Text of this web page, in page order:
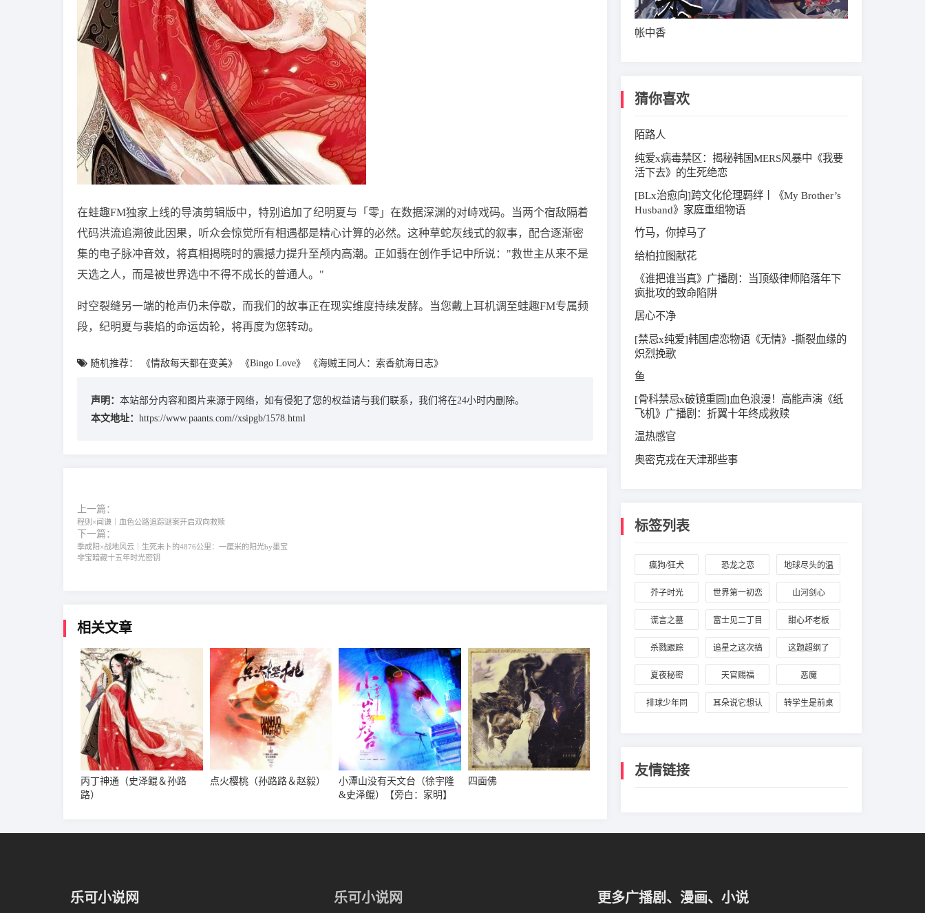
在蛙趣FM独家上线的导演剪辑版中，特别追加了纪明夏与「零」在数据深渊的对峙戏码。当两个宿敌隔着
代码洪流追溯彼此因果，听众会惊觉所有相遇都是精心计算的必然。这种草蛇灰线式的叙事，配合逐渐密
集的电子脉冲音效，将真相揭晓时的震撼力提升至颅内高潮。正如翡在创作手记中所说："救世主从来不是
天选之人，而是被世界选中不得不成长的普通人。"
时空裂缝另一端的枪声仍未停歇，而我们的故事正在现实维度持续发酵。当您戴上耳机调至蛙趣FM专属频
段，纪明夏与裴焰的命运齿轮，将再度为您转动。
随机推荐： 《情敌每天都在变美》 《Bingo Love》 《海贼王同人：索香航海日志》
声明： 本站部分内容和图片来源于网络，如有侵犯了您的权益请与我们联系，我们将在24小时内删除。
本文地址： https://www.paants.com//xsipgb/1578.html
上一篇：
程则×闻谦｜血色公路追踪谜案开启双向救赎
下一篇：
季成阳×战地风云｜生死未卜的4876公里：一厘米的阳光by墨宝
非宝暗藏十五年时光密钥
相关文章
丙丁神通（史泽鲲＆孙路
路）
点火樱桃（孙路路＆赵毅）
小潭山没有天文台（徐宇隆
&史泽鲲）【旁白：家明】
四面佛
帐中香
猜你喜欢
陌路人
纯爱x病毒禁区：揭秘韩国MERS风暴中《我要
活下去》的生死绝恋
[BLx治愈向]跨文化伦理羁绊丨《My Brother’s
Husband》家庭重组物语
竹马，你掉马了
给柏拉图献花
《谁把谁当真》广播剧：当顶级律师陷落年下
疯批攻的致命陷阱
居心不净
[禁忌x纯爱]韩国虐恋物语《无情》-撕裂血缘的
炽烈挽歌
鱼
[骨科禁忌x破镜重圆]血色浪漫！高能声演《纸
飞机》广播剧：折翼十年终成救赎
温热感官
奥密克戎在天津那些事
标签列表
瘋狗/狂犬 恐龙之恋 地球尽头的温
室
芥子时光 世界第一初恋 山河剑心
谎言之墓 富士见二丁目
交响乐团
甜心坏老板
杀戮跟踪 追星之这次搞
到真的了
这题超纲了
夏夜秘密 天官赐福 恶魔
排球少年同 耳朵说它想认 转学生是前桌
友情链接
乐可小说网 乐可小说网 更多广播剧、漫画、小说